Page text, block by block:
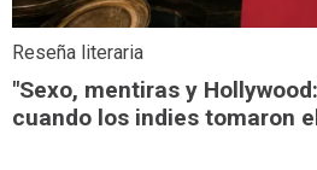
Reseña literaria
"Sexo, mentiras y
cuando los indies tomaron